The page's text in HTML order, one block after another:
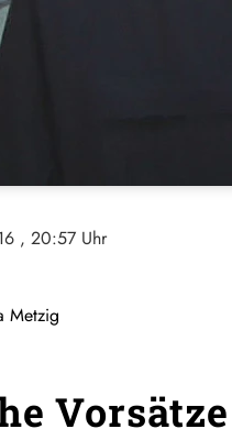
, 20:57 Uhr
Metzig